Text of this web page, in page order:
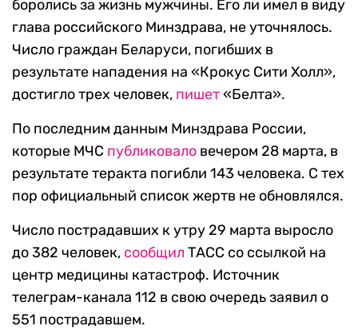
боролись за жизнь мужчины. Его ли имел в виду
глава российского Минздрава, не уточнялось.
Число граждан Беларуси, погибших в
результате нападения на «Крокус Сити Холл»,
достигло трех человек, пишет«Белта».
По последним данным Минздрава России,
которые МЧС публиковало вечером 28 марта, в
результате теракта погибли 143 человека. С тех
пор официальный список жертв не обновлялся.
Число пострадавших к утру 29 марта выросло
до 382 человек, сообщил ТАСС со ссылкой на
центр медицины катастроф. Источник
телеграм-канала 112 в свою очередь заявил о
551 пострадавшем.